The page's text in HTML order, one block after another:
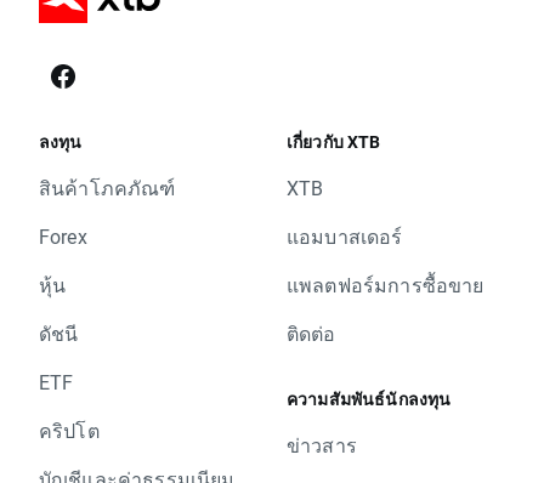
ลงทุน
สินค้าโภคภัณฑ์
Forex
หุ้น
ดัชนี
ETF
คริปโต
เกี่ยวกับ XTB
XTB
แอมบาสเดอร์
แพลตฟอร์มการซื้อขาย
ติดต่อ
ความสัมพันธ์นักลงทุน
ข่าวสาร